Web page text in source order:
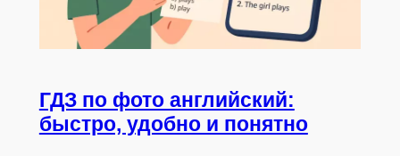
ГДЗ по фото английский:
быстро, удобно и понятно